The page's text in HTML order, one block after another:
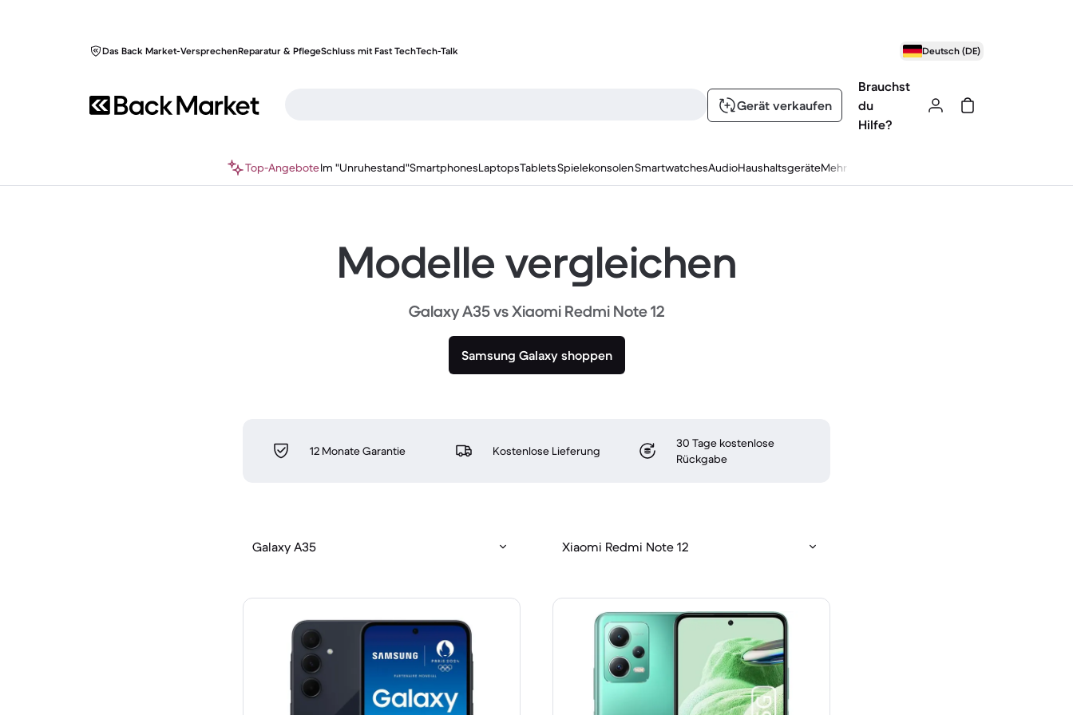
Das Back Market-VersprechenReparatur & PflegeSchluss mit Fast TechTech-Talk Deutsch (DE)
Gerät verkaufen
Brauchst
du
Hilfe?
Top-AngeboteIm "Unruhestand"SmartphonesLaptopsTabletsSpielekonsolenSmartwatchesAudioHaushaltsgeräteMehr
Modelle vergleichen
Galaxy A35 vs Xiaomi Redmi Note 12
Samsung Galaxy shoppen
12 Monate Garantie Kostenlose Lieferung
30 Tage kostenlose
Rückgabe
Galaxy A35 Xiaomi Redmi Note 12